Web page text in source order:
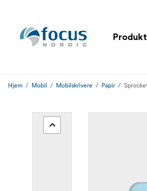
Hjem Mobil Mobilskrivere Papir